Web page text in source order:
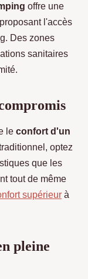
offre une
l'accès
Des zones
sanitaires
le confort d'un
optez
que les
tout de même
supérieur à
pleine